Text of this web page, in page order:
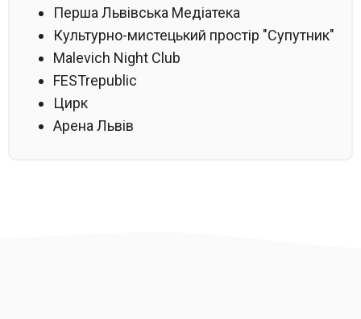
Перша Львівська Медіатека
Культурно-мистецький простір "Супутник"
Malevich Night Club
FESTrepublic
Цирк
Арена Львів